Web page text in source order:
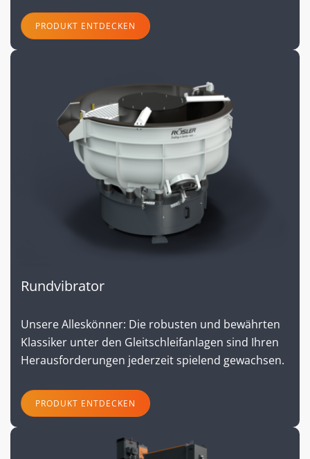
PRODUKT ENTDECKEN
Rundvibrator
Unsere Alleskönner: Die robusten und bewährten
Klassiker unter den Gleitschleifanlagen sind Ihren
Herausforderungen jederzeit spielend gewachsen.
PRODUKT ENTDECKEN